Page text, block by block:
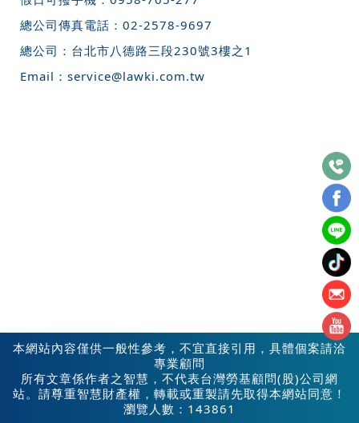
總公司傳真電話： 02-2578-9697
總公司： 台北市八德路三段230號3樓之1
Email： service@lawki.com.tw
本網站內容僅供一般性參考，不宜直接引用，具體個案請洽
專業顧問
所有文章係作者之智慧，不代表台灣勞基顧問(股)公司網
站。請尊重智慧財產權，轉載或重製請先取得本網站同意！
瀏覽人數：143861